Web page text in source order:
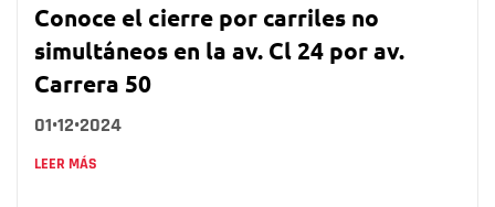
Conoce el cierre por carriles no
simultáneos en la av. Cl 24 por av.
Carrera 50
01•12•2024
LEER MÁS